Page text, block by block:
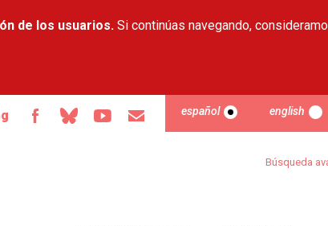
de los usuarios. Si continúas navegando,
español english
Búsqueda